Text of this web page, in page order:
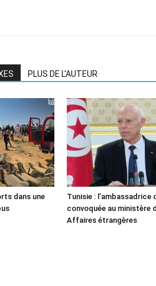
PLUS DE L'AUTEUR
dans une
Tunisie : l’ambassadrice
convoquée au ministère
Affaires étrangères